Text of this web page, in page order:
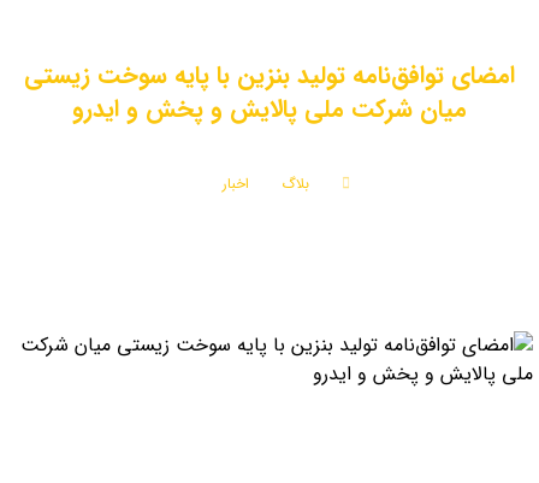
امضای توافق‌نامه تولید بنزین با پایه سوخت زیستی
میان شرکت ملی پالایش و پخش و ایدرو
بلاگ
اخبار